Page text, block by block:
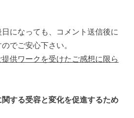
になっても、コメント送信後に
でご安心下さい。
供ワークを受けたご感想に限ら
する受容と変化を促進するため